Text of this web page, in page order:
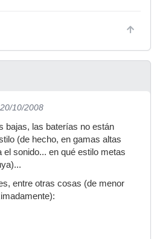
10/2008
bajas, las baterías no están
(de hecho, en gamas altas
sonido... en qué estilo metas
entre otras cosas (de menor